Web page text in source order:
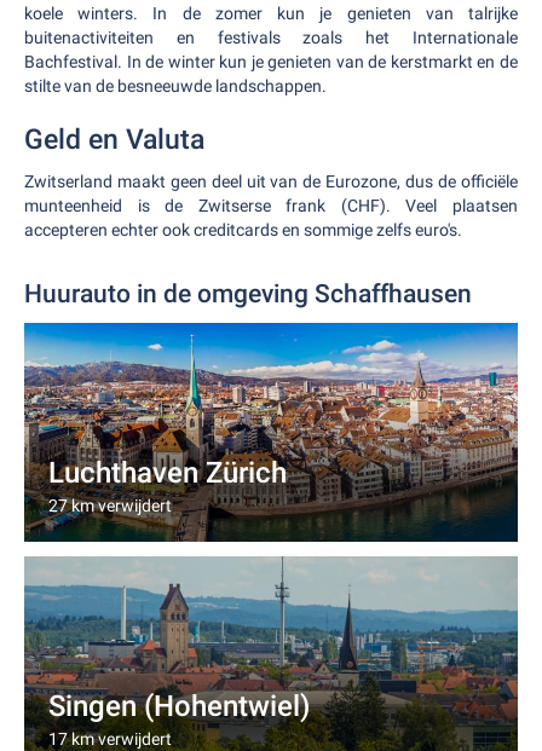
koele winters. In de zomer kun je genieten van talrijke
buitenactiviteiten en festivals zoals het Internationale
Bachfestival. In de winter kun je genieten van de kerstmarkt en de
stilte van de besneeuwde landschappen.
Geld en Valuta
Zwitserland maakt geen deel uit van de Eurozone, dus de officiële
munteenheid is de Zwitserse frank (CHF). Veel plaatsen
accepteren echter ook creditcards en sommige zelfs euro's.
Huurauto in de omgeving Schaffhausen
Luchthaven Zürich
27 km verwijdert
Singen (Hohentwiel)
17 km verwijdert